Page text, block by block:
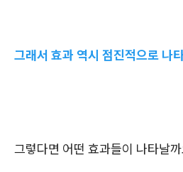
그래서 효과 역시 점진적으로 나
그렇다면 어떤 효과들이 나타날